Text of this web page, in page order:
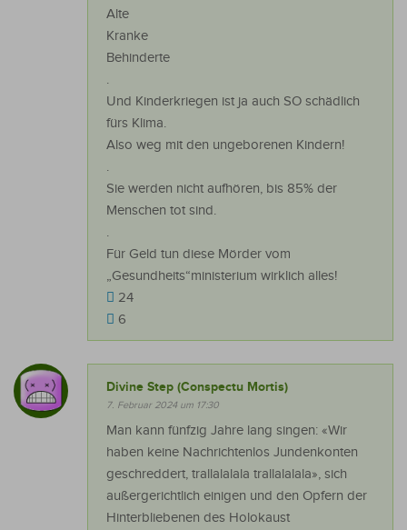
Alte
Kranke
Behinderte
.
Und Kinderkriegen ist ja auch SO schädlich
fürs Klima.
Also weg mit den ungeborenen Kindern!
.
Sie werden nicht aufhören, bis 85% der
Menschen tot sind.
.
Für Geld tun diese Mörder vom
„Gesundheits“ministerium wirklich alles!
24
6
Divine Step (Conspectu Mortis)
7. Februar 2024 um 17:30
Man kann fünfzig Jahre lang singen: «Wir
haben keine Nachrichtenlos Jundenkonten
geschreddert, trallalalala trallalalala», sich
außergerichtlich einigen und den Opfern der
Hinterbliebenen des Holokaust